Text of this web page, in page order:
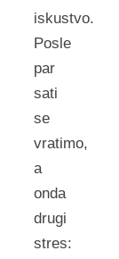
iskustvo.
Posle
par
sati
se
vratimo,
a
onda
drugi
stres: